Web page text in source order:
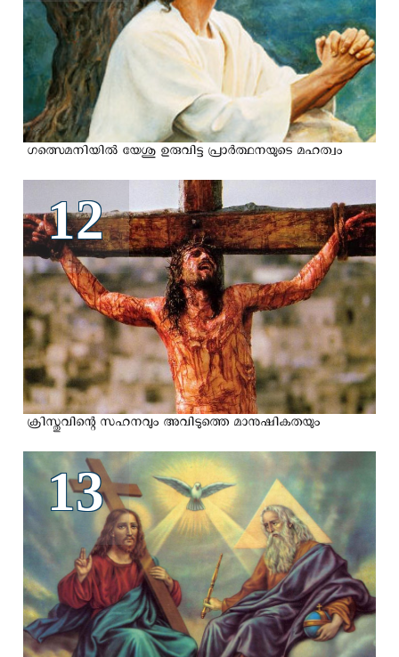
ഗത്സെമനിയില്‍ യേശു ഉരുവിട്ട പ്രാർത്ഥനയുടെ മഹത്വം
12
ക്രിസ്തുവിന്റെ സഹനവും അവിടുത്തെ മാനുഷികതയും
13